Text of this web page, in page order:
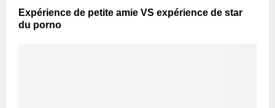
Expérience de petite amie VS expérience de star
du porno